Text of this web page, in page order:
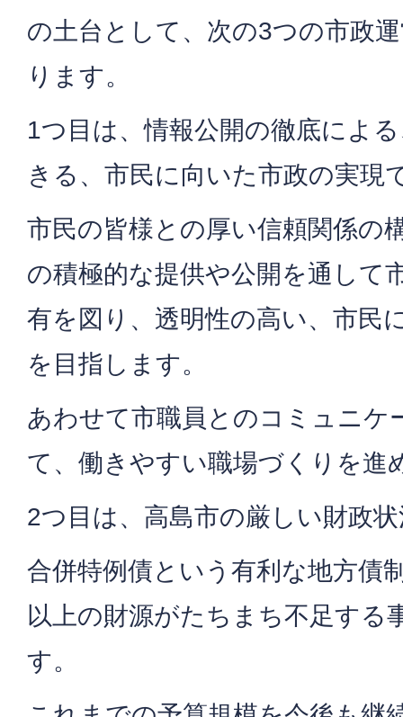
の土台として、次の3つの市政
ります。
1つ目は、情報公開の徹底によ
きる、市民に向いた市政の実現
市民の皆様との厚い信頼関係の
の積極的な提供や公開を通して
有を図り、透明性の高い、市民
を目指します。
あわせて市職員とのコミュニケ
て、働きやすい職場づくりを進
2つ目は、高島市の厳しい財政
合併特例債という有利な地方債
以上の財源がたちまち不足する
す。